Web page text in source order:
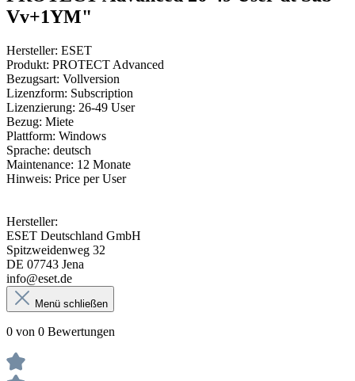
Vv+1YM"
Hersteller: ESET
Produkt: PROTECT Advanced
Bezugsart: Vollversion
Lizenzform: Subscription
Lizenzierung: 26-49 User
Bezug: Miete
Plattform: Windows
Sprache: deutsch
Maintenance: 12 Monate
Hinweis: Price per User
Hersteller:
ESET Deutschland GmbH
Spitzweidenweg 32
DE 07743 Jena
info@eset.de
Menü schließen
0 von 0 Bewertungen